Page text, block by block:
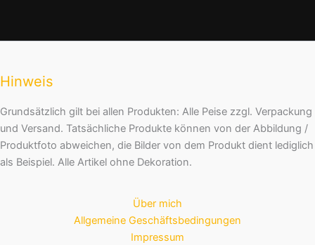
Hinweis
Grundsätzlich gilt bei allen Produkten: Alle Peise zzgl. Verpackung
und Versand. Tatsächliche Produkte können von der Abbildung /
Produktfoto abweichen, die Bilder von dem Produkt dient lediglich
als Beispiel. Alle Artikel ohne Dekoration.
Über mich
Allgemeine Geschäftsbedingungen
Impressum